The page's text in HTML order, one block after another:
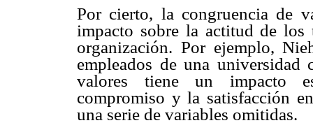
Por cierto, la congruencia de
impacto sobre la actitud de los
organización. Por ejemplo,
empleados de una
valores tiene un impacto
compromiso y la satisfacción
una serie de variables omitidas.